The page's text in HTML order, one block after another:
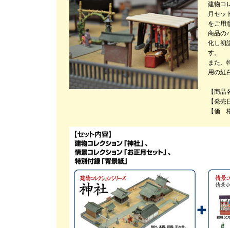
建物コ
月セッ
をご用
商品の
化し初
す。
また、
用の紅
【商
【発売
【価